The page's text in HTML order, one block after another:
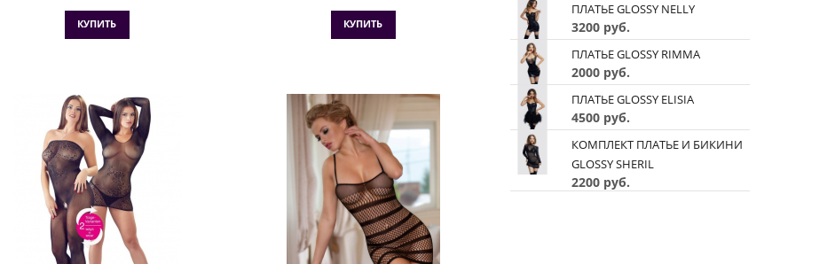
КУПИТЬ КУПИТЬ
ПЛАТЬЕ GLOSSY NELLY
3200 руб.
ПЛАТЬЕ GLOSSY RIMMA
2000 руб.
ПЛАТЬЕ GLOSSY ELISIA
4500 руб.
КОМПЛЕКТ ПЛАТЬЕ И БИКИНИ
GLOSSY SHERIL
2200 руб.